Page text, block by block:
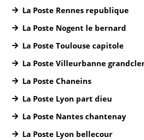
La Poste Rennes republique
La Poste Nogent le bernard
La Poste Toulouse capitole
La Poste Villeurbanne
La Poste Chaneins
La Poste Lyon part dieu
La Poste Nantes chantenay
La Poste Lyon bellecour